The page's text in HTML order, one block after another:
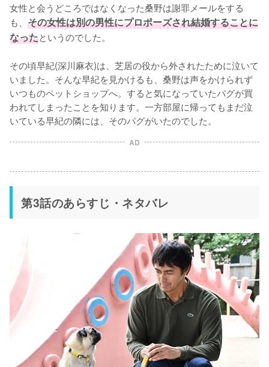
女性と会うどころではなくなった桑野は謝罪メールをする
も、 その女性は別の男性にプロポーズされ結婚することに
なったというのでした。
その頃早紀(深川麻衣)は、芝居の役から外されたために泣いて
いました。そんな早紀を見かけるも、桑野は声をかけられず
いつものペットショップへ。すると気になっていたパグが買
われてしまったことを知ります。一方部屋に帰ってもまだ泣
いている早紀の隣には、そのパグがいたのでした。
AD
第3話のあらすじ・ネタバレ